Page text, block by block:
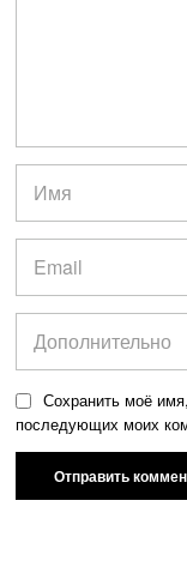
Сохранить моё
последующих моих